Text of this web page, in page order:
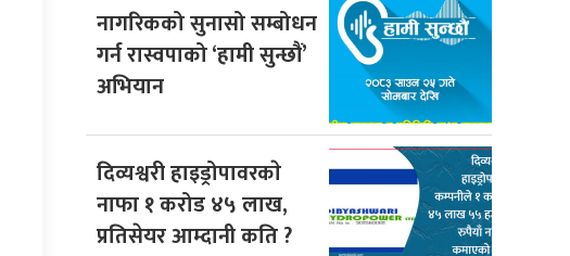
नागरिकको सुनासो सम्बोधन
गर्न रास्वपाको ‘हामी सुन्छौं’
अभियान
दिव्यश्वरी हाइड्रोपावरकाे
नाफा १ करोड ४५ लाख,
प्रतिसेयर आम्दानी कति ?